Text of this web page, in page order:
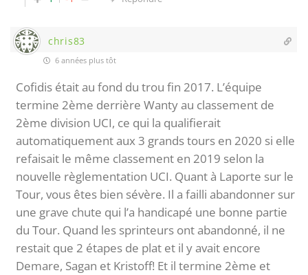
chris83
6 années plus tôt
Cofidis était au fond du trou fin 2017. L’équipe
termine 2ème derrière Wanty au classement de
2ème division UCI, ce qui la qualifierait
automatiquement aux 3 grands tours en 2020 si elle
refaisait le même classement en 2019 selon la
nouvelle règlementation UCI. Quant à Laporte sur le
Tour, vous êtes bien sévère. Il a failli abandonner sur
une grave chute qui l’a handicapé une bonne partie
du Tour. Quand les sprinteurs ont abandonné, il ne
restait que 2 étapes de plat et il y avait encore
Demare, Sagan et Kristoff! Et il termine 2ème et